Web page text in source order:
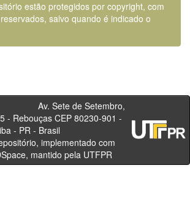
estão protegidos por copyright, com
salvo quando é indicado o
Sete de Setembro,
- Rebouças CEP 80230-901 -
- PR - Brasil
implementado com
mantido pela UTFPR